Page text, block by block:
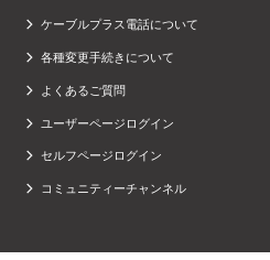
ケーブルプラス電話について
各種変更手続きについて
よくあるご質問
ユーザーページログイン
セルフページログイン
コミュニティーチャンネル